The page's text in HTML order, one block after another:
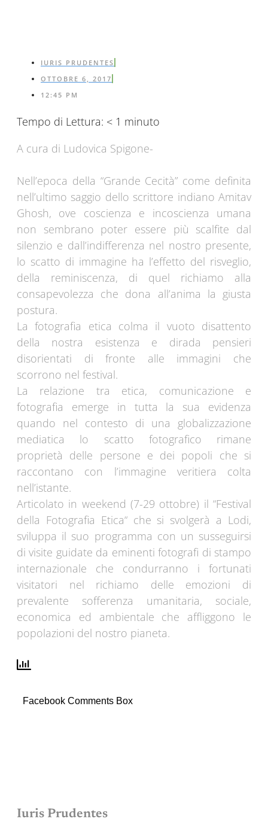
IURIS PRUDENTES
OTTOBRE 6, 2017
12:45 PM
Tempo di Lettura: < 1 minuto
A cura di Ludovica Spigone-
Nell’epoca della “Grande Cecità” come definita
nell’ultimo saggio dello scrittore indiano Amitav
Ghosh, ove coscienza e incoscienza umana
non sembrano poter essere più scalfite dal
silenzio e dall’indifferenza nel nostro presente,
lo scatto di immagine ha l’effetto del risveglio,
della reminiscenza, di quel richiamo alla
consapevolezza che dona all’anima la giusta
postura.
La fotografia etica colma il vuoto disattento
della nostra esistenza e dirada pensieri
disorientati di fronte alle immagini che
scorrono nel festival.
La relazione tra etica, comunicazione e
fotografia emerge in tutta la sua evidenza
quando nel contesto di una globalizzazione
mediatica lo scatto fotografico rimane
proprietà delle persone e dei popoli che si
raccontano con l’immagine veritiera colta
nell’istante.
Articolato in weekend (7-29 ottobre) il “Festival
della Fotografia Etica“ che si svolgerà a Lodi,
sviluppa il suo programma con un susseguirsi
di visite guidate da eminenti fotografi di stampo
internazionale che condurranno i fortunati
visitatori nel richiamo delle emozioni di
prevalente sofferenza umanitaria, sociale,
economica ed ambientale che affliggono le
popolazioni del nostro pianeta.
Facebook Comments Box
Iuris Prudentes